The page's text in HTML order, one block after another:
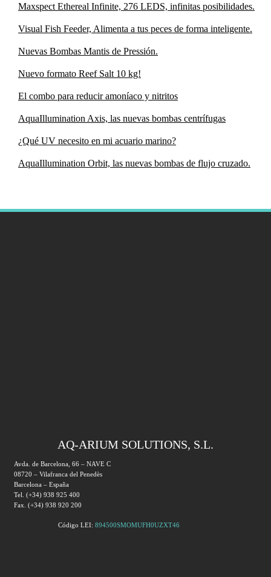
Maxspect Ethereal Infinite, 276 LEDS, infinitas posibilidades.
Visual Fish Feeder, Alimenta a tus peces de forma inteligente.
Nuevas Bombas Mantis de Pressión.
Nuevo formato Reef Salt 10 kg!
El combo para reducir amoníaco y nitritos
AquaIllumination Axis, las nuevas bombas centrífugas
¿Qué UV necesito en mi acuario marino?
AquaIllumination Orbit, las nuevas bombas de flujo cruzado.
AQ-ARIUM SOLUTIONS, S.L.
Avda. de Barcelona, 66 – NAVE C
08720 – Vilafranca del Penedès
Barcelona – España
Tel. (+34) 938 925 400
Fax. (+34) 938 920 200
Código LEI: 894500SMOMUFH0UZXT46